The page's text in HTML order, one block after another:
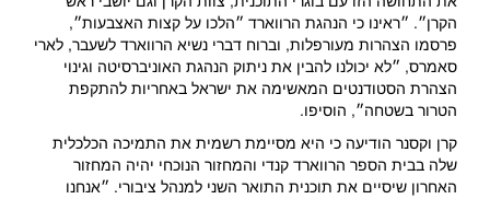
הקרן״. ״ראינו כי הנהגת הרווארד ״הלכו על קצות האצבעות״,
פרסמו הצהרות מעורפלות, וברוח דברי נשיא הרווארד לשעבר, לארי
סאמרס, ״לא יכולנו להבין את ניתוק הנהגת האוניברסיטה וגינוי
הצהרת הסטודנטים המאשימה את ישראל באחריות להתקפת
הטרור בשטחה״, הוסיפו.
קרן וקסנר הודיעה כי היא מסיימת רשמית את התמיכה הכלכלית
שלה בבית הספר הרווארד קנדי והמחזור הנוכחי יהיה המחזור
האחרון שיסיים את תוכנית התואר השני למנהל ציבורי. ״אנחנו